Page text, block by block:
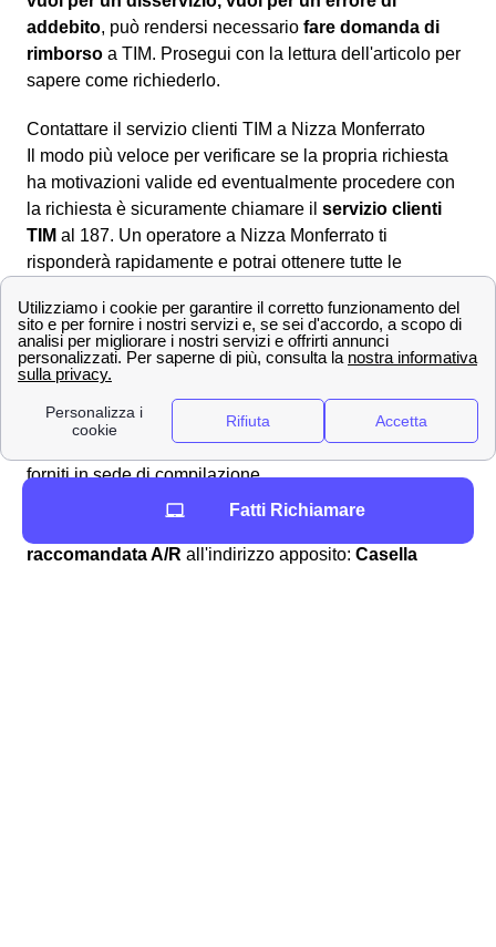
addebito, può rendersi necessario fare domanda di
rimborso a TIM. Prosegui con la lettura dell'articolo per
sapere come richiederlo.
Contattare il servizio clienti TIM a Nizza Monferrato
Il modo più veloce per verificare se la propria richiesta
ha motivazioni valide ed eventualmente procedere con
la richiesta è sicuramente chiamare il servizio clienti
TIM al 187. Un operatore a Nizza Monferrato ti
risponderà rapidamente e potrai ottenere tutte le
rimborso .
Dall'area web MyTIM
È altresì possibile andare nell'area online dedicata
compilando il modulo nella sezione appositascriviciper
formulare correttamente la richiesta di rimborso a Nizza
Monferrato ed attendere la risposta ad uno degli indirizzi
forniti in sede di compilazione.
Raccomandata A/R o PEC
raccomandata A/R all'indirizzo apposito: Casella
Fatti Richiamare